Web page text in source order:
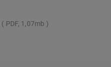
PDF, 1,07mb